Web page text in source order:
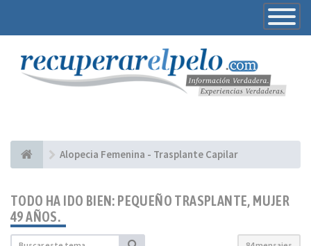
Toggle
Alopecia Femenina - Trasplante Capilar
TODO HA IDO BIEN: PEQUEÑO TRASPLANTE, MUJER
49 AÑOS.